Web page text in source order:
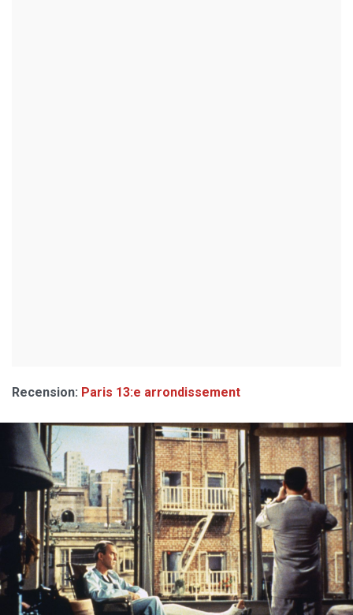
Recension: Paris 13:e arrondissement